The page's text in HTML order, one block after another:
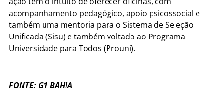
acompanhamento pedagógico, apoio psicossocial e
também uma mentoria para o Sistema de Seleção
Unificada (Sisu) e também voltado ao Programa
Universidade para Todos (Prouni).
FONTE: G1 BAHIA